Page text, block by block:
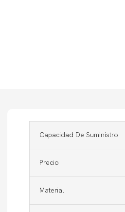
Capacidad De Suministro
Precio
Material